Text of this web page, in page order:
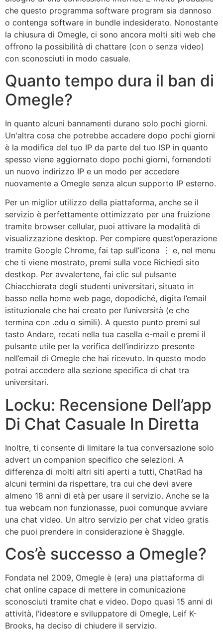
che questo programma software program sia dannoso
o contenga software in bundle indesiderato. Nonostante
la chiusura di Omegle, ci sono ancora molti siti web che
offrono la possibilità di chattare (con o senza video)
con sconosciuti in modo casuale.
Quanto tempo dura il ban di
Omegle?
In quanto alcuni bannamenti durano solo pochi giorni.
Un'altra cosa che potrebbe accadere dopo pochi giorni
è la modifica del tuo IP da parte del tuo ISP in quanto
spesso viene aggiornato dopo pochi giorni, fornendoti
un nuovo indirizzo IP e un modo per accedere
nuovamente a Omegle senza alcun supporto IP esterno.
Per un miglior utilizzo della piattaforma, anche se il
servizio è perfettamente ottimizzato per una fruizione
tramite browser cellular, puoi attivare la modalità di
visualizzazione desktop. Per compiere quest’operazione
tramite Google Chrome, fai tap sull’icona ⋮ e, nel menu
che ti viene mostrato, premi sulla voce Richiedi sito
destkop. Per avvalertene, fai clic sul pulsante
Chiacchierata degli studenti universitari, situato in
basso nella home web page, dopodiché, digita l’email
istituzionale che hai creato per l’università (e che
termina con .edu o simili). A questo punto premi sul
tasto Andare, recati nella tua casella e-mail e premi il
pulsante utile per la verifica dell’indirizzo presente
nell’email di Omegle che hai ricevuto. In questo modo
potrai accedere alla sezione specifica di chat tra
universitari.
Locku: Recensione Dell’app
Di Chat Casuale In Diretta
Inoltre, ti consente di limitare la tua conversazione solo
advert un companion specifico che selezioni. A
differenza di molti altri siti aperti a tutti, ChatRad ha
alcuni termini da rispettare, tra cui che devi avere
almeno 18 anni di età per usare il servizio. Anche se la
tua webcam non funzionasse, puoi comunque avviare
una chat video. Un altro servizio per chat video gratis
che puoi prendere in considerazione è Shaggle.
Cos’è successo a Omegle?
Fondata nel 2009, Omegle è (era) una piattaforma di
chat online capace di mettere in comunicazione
sconosciuti tramite chat e video. Dopo quasi 15 anni di
attività, l'ideatore e sviluppatore di Omegle, Leif K-
Brooks, ha deciso di chiudere il servizio.